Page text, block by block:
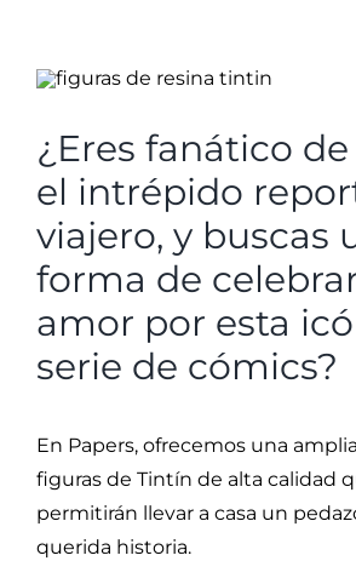
¿Eres fanático
el intrépido
viajero, y buscas
forma de
amor por esta
serie de cómics?
En Papers, ofrecemos una
figuras de Tintín de alta calidad
permitirán llevar a casa un
querida historia.